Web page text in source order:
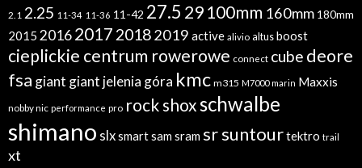
2.1 2.25 11-34 11-36 11-42 27.5 29 100mm 160mm 180mm
2015 20162017 20182019 active alivio altus boost
cieplickie centrum rowerowe connect cube deore
fsa giant giant jelenia góra kmc m315 M7000 marin Maxxis
nobby nic performance pro rock shoxschwalbe
shimano slxsmart sam sramsr suntourtektro trail
xt